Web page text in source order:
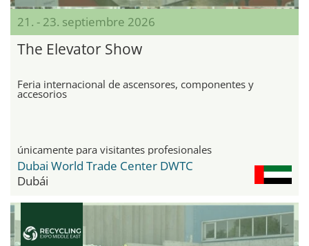
21. - 23. septiembre 2026
The Elevator Show
Feria internacional de ascensores, componentes y
accesorios
únicamente para visitantes profesionales
Dubai World Trade Center DWTC
Dubái